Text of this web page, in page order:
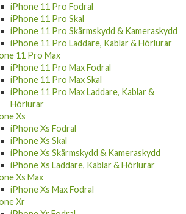
iPhone 11 Pro Fodral
iPhone 11 Pro Skal
iPhone 11 Pro Skärmskydd & Kameraskydd
iPhone 11 Pro Laddare, Kablar & Hörlurar
11 Pro Max
iPhone 11 Pro Max Fodral
iPhone 11 Pro Max Skal
iPhone 11 Pro Max Laddare, Kablar &
Hörlurar
Xs
iPhone Xs Fodral
iPhone Xs Skal
iPhone Xs Skärmskydd & Kameraskydd
iPhone Xs Laddare, Kablar & Hörlurar
Xs Max
iPhone Xs Max Fodral
Xr